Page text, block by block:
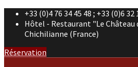
+33 (0)4 76 34 45 48 ; +33 (0)6 32
Hôtel - Restaurant "Le Château
Chichilianne (France)
Réservation